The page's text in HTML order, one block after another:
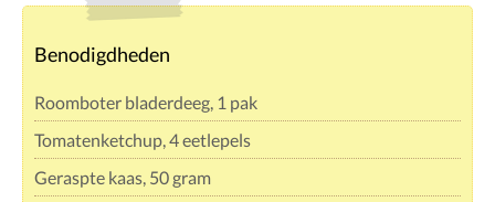
Benodigdheden
Roomboter bladerdeeg, 1 pak
Tomatenketchup, 4 eetlepels
Geraspte kaas, 50 gram